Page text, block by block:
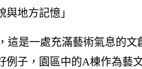
地方記憶」
這是一處充滿藝術氣息的
子，園區中的A棟作為